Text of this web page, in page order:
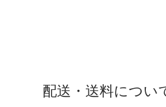
配送・送料につい